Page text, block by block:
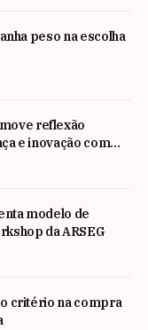
peso na escolha
reflexão
e inovação com
Habib
modelo de
da ARSEG
critério na compra